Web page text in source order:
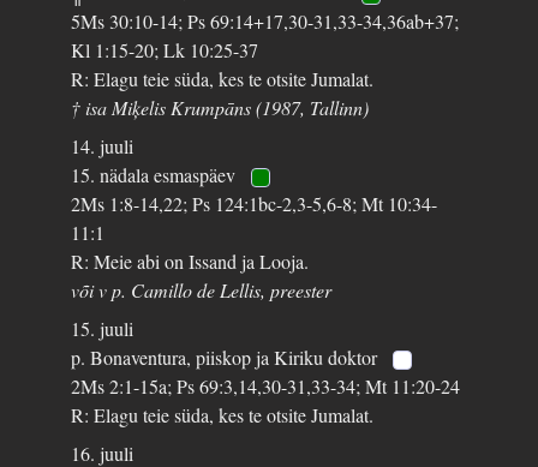
5Ms 30:10-14; Ps 69:14+17,30-31,33-34,36ab+37;
Kl 1:15-20; Lk 10:25-37
R: Elagu teie süda, kes te otsite Jumalat.
† isa Miķelis Krumpāns (1987, Tallinn)
14. juuli
15. nädala esmaspäev
2Ms 1:8-14,22; Ps 124:1bc-2,3-5,6-8; Mt 10:34-
11:1
R: Meie abi on Issand ja Looja.
või v p. Camillo de Lellis, preester
15. juuli
p. Bonaventura, piiskop ja Kiriku doktor
2Ms 2:1-15a; Ps 69:3,14,30-31,33-34; Mt 11:20-24
R: Elagu teie süda, kes te otsite Jumalat.
16. juuli